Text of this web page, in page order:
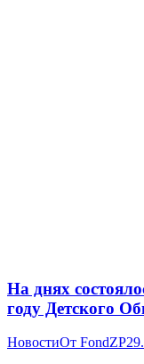
На днях
году Детского
НовостиОт FondZP